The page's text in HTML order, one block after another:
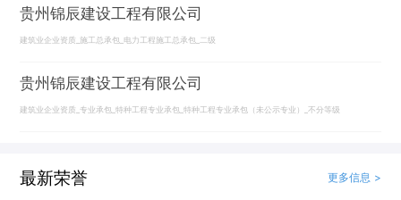
贵州锦辰建设工程有限公司
建筑业企业资质_施工总承包_电力工程施工总承包_二级
贵州锦辰建设工程有限公司
建筑业企业资质_专业承包_特种工程专业承包_特种工程专业承包（未公示专业）_不分等级
最新荣誉 更多信息 >